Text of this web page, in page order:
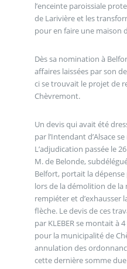
l’enceinte paroissiale
de Larivière et les
pour en faire une maison
Dès sa nomination à
affaires laissées par son
ci se trouvait le projet de
Chèvremont.
Un devis qui avait été
par l’Intendant d’Alsace
L’adjudication passée le
M. de Belonde,
Belfort, portait la dépense
lors de la démolition de la
rempiéter et d’exhausser
flèche. Le devis de ces
par KLEBER se montait à
pour la municipalité de
annulation des
cette dernière somme